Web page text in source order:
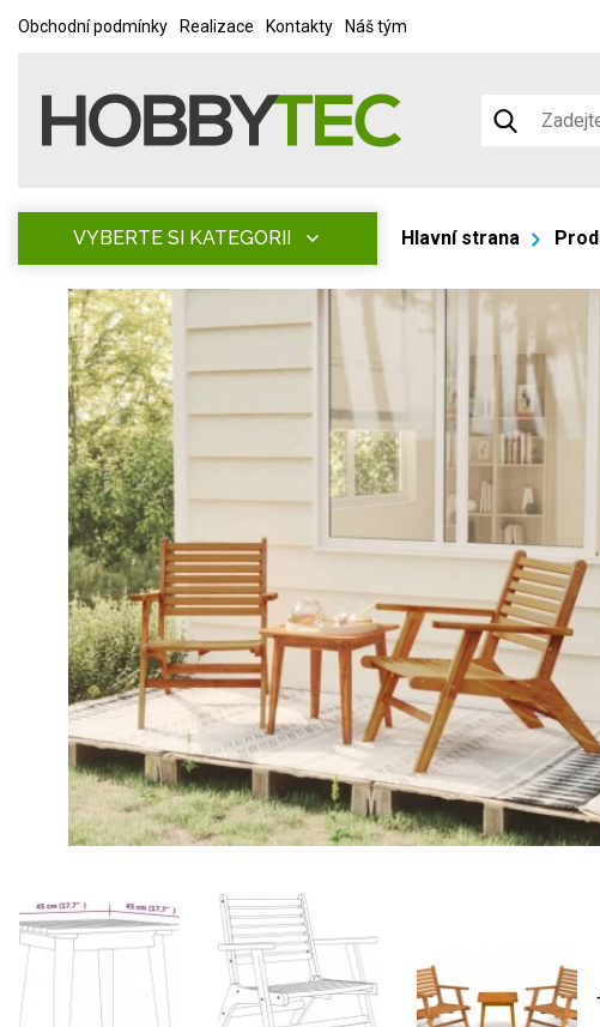
Obchodní podmínky Realizace Kontakty Náš tým
VYBERTE SI KATEGORII Hlavní strana